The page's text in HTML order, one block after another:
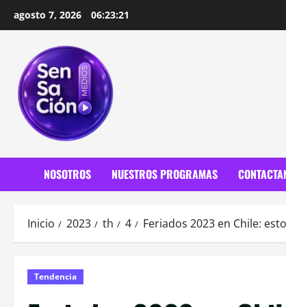
agosto 7, 2026 06:23:23
NOSOTROS NUESTROS PROGRAMAS
Inicio 2023 th 4 Feriados 2023 en Chile:
Tendencia